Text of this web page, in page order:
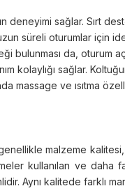
deneyimi sağlar. Sırt
süreli oturumlar için
da, oturum
kolaylığı sağlar.
massage ve ısıtma
malzeme
kullanılan ve daha
Aynı kalitede farklı